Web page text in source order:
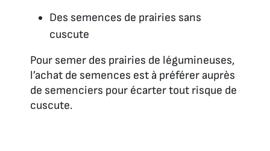
Des semences de prairies sans
cuscute
Pour semer des prairies de légumineuses,
l’achat de semences est à préférer auprès
de semenciers pour écarter tout risque de
cuscute.